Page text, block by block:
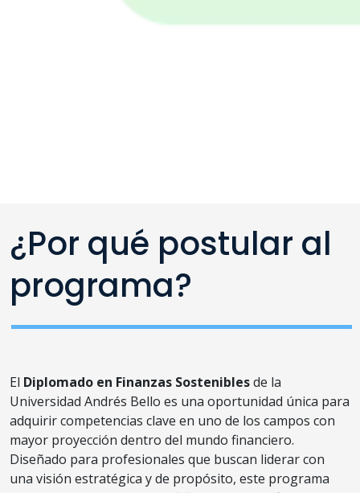
El Diplomado en Finanzas Sosteniblesde la
Universidad Andrés Bello es una oportunidad única para
adquirir competencias clave en uno de los campos con
mayor proyección dentro del mundo financiero.
Diseñado para profesionales que buscan liderar con
una visión estratégica y de propósito, este programa
¿Por qué postular al
programa?